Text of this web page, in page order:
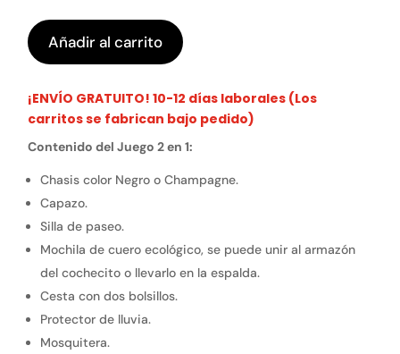
Añadir al carrito
¡ENVÍO GRATUITO! 10-12 días laborales (Los
carritos se fabrican bajo pedido)
Contenido del Juego 2 en 1:
Chasis color Negro o Champagne.
Capazo.
Silla de paseo.
Mochila de cuero ecológico, se puede unir al armazón
del cochecito o llevarlo en la espalda.
Cesta con dos bolsillos.
Protector de lluvia.
Mosquitera.